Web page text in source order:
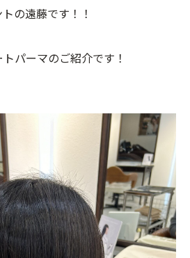
の遠藤です！！
パーマのご紹介です！